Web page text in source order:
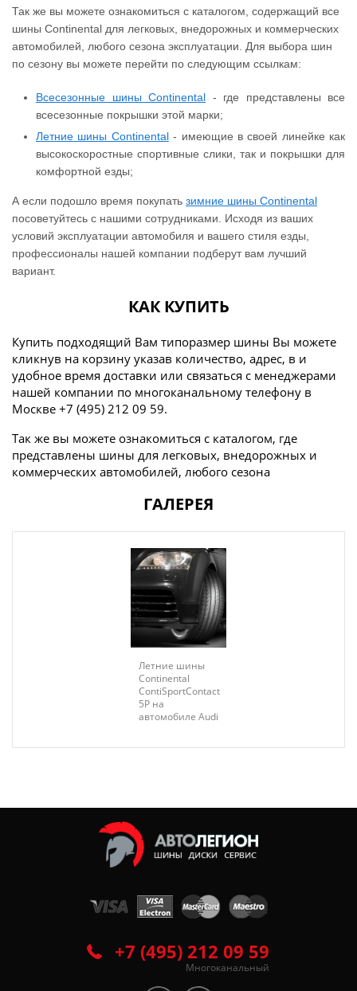
Так же вы можете ознакомиться с каталогом, содержащий все
шины Continental для легковых, внедорожных и коммерческих
автомобилей, любого сезона эксплуатации. Для выбора шин
по сезону вы можете перейти по следующим ссылкам:
Всесезонные шины Continental - где представлены все
всесезонные покрышки этой марки;
Летние шины Continental- имеющие в своей линейке как
высокоскоростные спортивные слики, так и покрышки для
комфортной езды;
А если подошло время покупать зимние шины Continental
посоветуйтесь с нашими сотрудниками. Исходя из ваших
условий эксплуатации автомобиля и вашего стиля езды,
профессионалы нашей компании подберут вам лучший
вариант.
КАК КУПИТЬ
Купить подходящий Вам типоразмер шины Вы можете
кликнув на корзину указав количество, адрес, в и
удобное время доставки или связаться с менеджерами
нашей компании по многоканальному телефону в
Москве +7 (495) 212 09 59.
Так же вы можете ознакомиться с каталогом, где
представлены шины для легковых, внедорожных и
коммерческих автомобилей, любого сезона
ГАЛЕРЕЯ
Летние шины
Continental
ContiSportContact
5P на
автомобиле Audi
+7 (495) 212 09 59
Многоканальный